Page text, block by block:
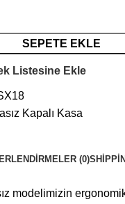
SEPETE EKLE
Listesine Ekle
Kapalı Kasa
(0)
modelimizin